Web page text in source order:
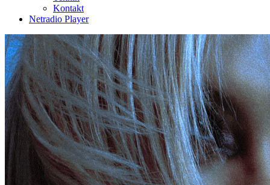
Kontakt
Netradio Player